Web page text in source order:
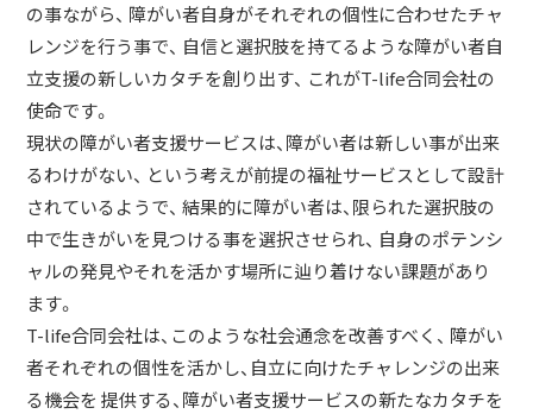
の事ながら、 障がい者自身がそれぞれの個性に合わせたチャ
レンジを行う事で、 自信と選択肢を持てるような障がい者自
立支援の新しいカタチを創り出す、 これがT-life合同会社の
使命です。
現状の障がい者支援サービスは、障がい者は新しい事が出来
るわけがない、 という考えが前提の福祉サービスとして設計
されているようで、 結果的に障がい者は、限られた選択肢の
中で生きがいを見つける事を選択させられ、 自身のポテンシ
ャルの発見やそれを活かす場所に辿り着けない課題があり
ます。
T-life合同会社は、このような社会通念を改善すべく、 障がい
者それぞれの個性を活かし、自立に向けたチャレンジの出来
る機会を 提供する、障がい者支援サービスの新たなカタチを